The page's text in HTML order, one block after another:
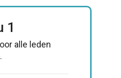
1
alle leden